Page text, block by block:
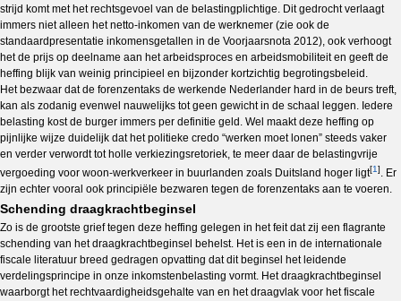
strijd komt met het rechtsgevoel van de belastingplichtige. Dit gedrocht verlaagt
immers niet alleen het netto-inkomen van de werknemer (zie ook de
standaardpresentatie inkomensgetallen in de Voorjaarsnota 2012), ook verhoogt
het de prijs op deelname aan het arbeidsproces en arbeidsmobiliteit en geeft de
heffing blijk van weinig principieel en bijzonder kortzichtig begrotingsbeleid.
Het bezwaar dat de forenzentaks de werkende Nederlander hard in de beurs treft,
kan als zodanig evenwel nauwelijks tot geen gewicht in de schaal leggen. Iedere
belasting kost de burger immers per definitie geld. Wel maakt deze heffing op
pijnlijke wijze duidelijk dat het politieke credo “werken moet lonen” steeds vaker
en verder verwordt tot holle verkiezingsretoriek, te meer daar de belastingvrije
vergoeding voor woon-werkverkeer in buurlanden zoals Duitsland hoger ligt[1]. Er
zijn echter vooral ook principiële bezwaren tegen de forenzentaks aan te voeren.
Schending draagkrachtbeginsel
Zo is de grootste grief tegen deze heffing gelegen in het feit dat zij een flagrante
schending van het draagkrachtbeginsel behelst. Het is een in de internationale
fiscale literatuur breed gedragen opvatting dat dit beginsel het leidende
verdelingsprincipe in onze inkomstenbelasting vormt. Het draagkrachtbeginsel
waarborgt het rechtvaardigheidsgehalte van en het draagvlak voor het fiscale